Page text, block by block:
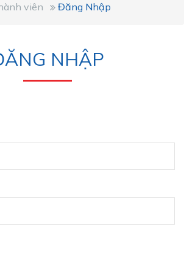
viên Đăng Nhập
NHẬP